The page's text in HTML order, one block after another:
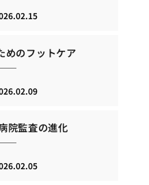
めのフットケア
院監査の進化